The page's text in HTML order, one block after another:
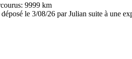
9999 km
le 3/08/26 par Julian suite à une